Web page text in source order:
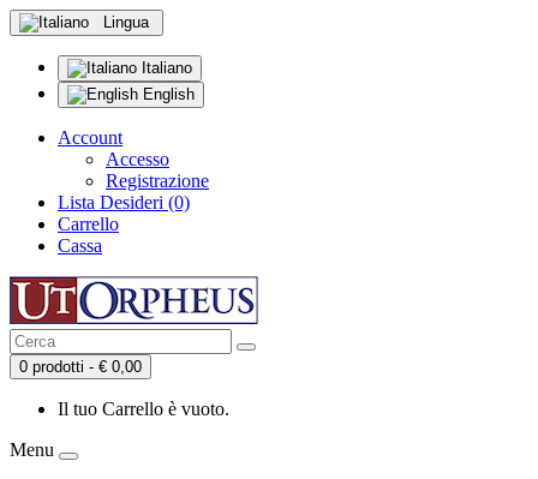
Lingua
Italiano
English
Account
Accesso
Registrazione
Lista Desideri (0)
Carrello
Cassa
0 prodotti - € 0,00
Il tuo Carrello è vuoto.
Menu